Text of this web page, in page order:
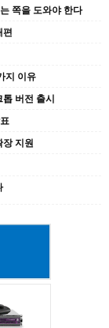
쪽을 도와야 한다
편
지 이유
톱 버전 출시
장 지원